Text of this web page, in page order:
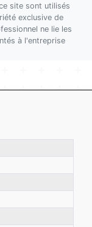
site sont utilisés
exclusive de
ne lie les
à l'entreprise